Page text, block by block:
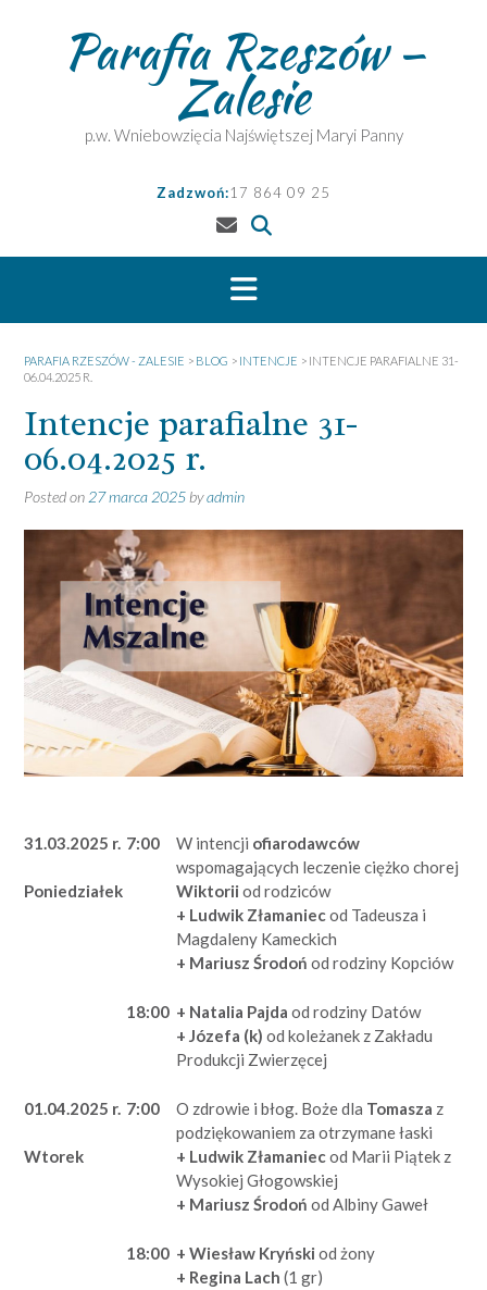
Parafia Rzeszów –
Zalesie
p.w. Wniebowzięcia Najświętszej Maryi Panny
Zadzwoń:17 864 09 25
PARAFIA RZESZÓW - ZALESIE > BLOG > INTENCJE > INTENCJE PARAFIALNE 31-
06.04.2025 R.
Intencje parafialne 31-
06.04.2025 r.
Posted on 27 marca 2025 byadmin
31.03.2025 r.
Poniedziałek
7:00 W intencji ofiarodawców
wspomagających leczenie ciężko chorej
Wiktorii od rodziców
+ Ludwik Złamaniecod Tadeusza i
Magdaleny Kameckich
+ Mariusz Środoń od rodziny Kopciów
18:00 + Natalia Pajda od rodziny Datów
+ Józefa (k) od koleżanek z Zakładu
Produkcji Zwierzęcej
01.04.2025 r.
Wtorek
7:00 O zdrowie i błog. Boże dla Tomasza z
podziękowaniem za otrzymane łaski
+ Ludwik Złamaniecod Marii Piątek z
Wysokiej Głogowskiej
+ Mariusz Środoń od Albiny Gaweł
18:00 + Wiesław Kryński od żony
+ Regina Lach (1 gr)